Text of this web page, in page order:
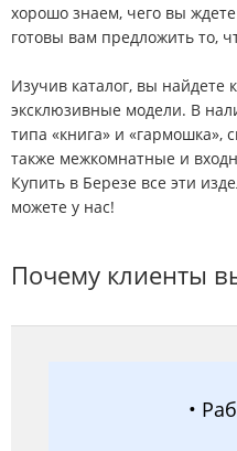
хорошо знаем, чего вы
готовы вам предложить то,
Изучив каталог, вы найдете
эксклюзивные модели. В
типа «книга» и «гармошка»,
также межкомнатные и
Купить в Березе все эти
можете у нас!
Почему клиенты
•